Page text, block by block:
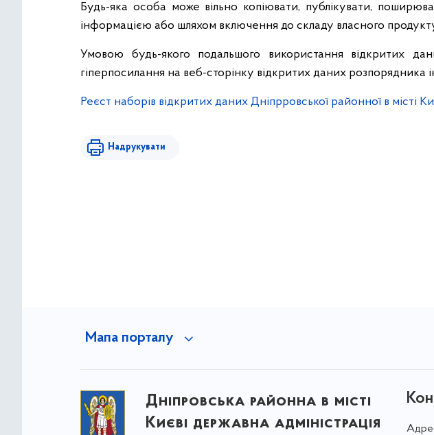
Будь-яка особа може вільно копіювати, публікувати,
інформацією або шляхом включення до складу власного
Умовою будь-якого подальшого використання відкритих
гіперпосилання на веб-сторінку відкритих даних розпорядника
Реєст наборів відкритих даних Дніпрровської районної в місті
Надрукувати
Мапа порталу
Дніпровська районна в місті
Києві державна адміністрація